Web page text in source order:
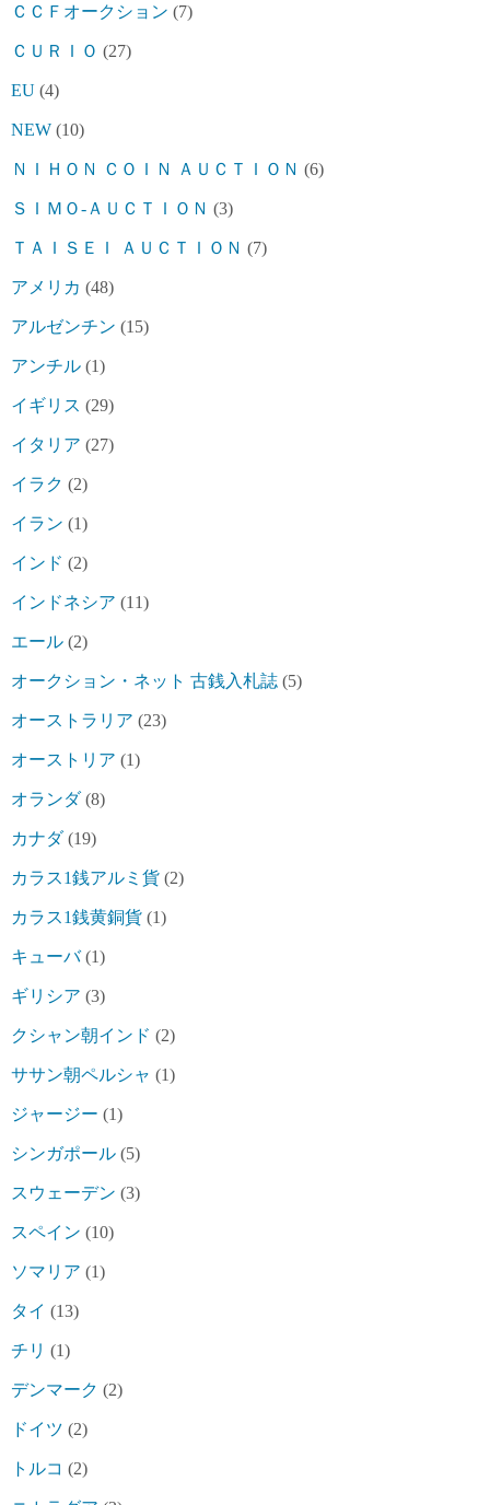
ＣＣＦオークション (7)
ＣＵＲＩＯ (27)
EU (4)
NEW (10)
ＮＩＨＯＮ ＣＯＩＮ ＡＵＣＴＩＯＮ (6)
ＳＩＭＯ-ＡＵＣＴＩＯＮ (3)
ＴＡＩＳＥＩ ＡＵＣＴＩＯＮ (7)
アメリカ (48)
アルゼンチン (15)
アンチル (1)
イギリス (29)
イタリア (27)
イラク (2)
イラン (1)
インド (2)
インドネシア (11)
エール (2)
オークション・ネット 古銭入札誌 (5)
オーストラリア (23)
オーストリア (1)
オランダ(8)
カナダ(19)
カラス1銭アルミ貨 (2)
カラス1銭黄銅貨 (1)
キューバ(1)
ギリシア (3)
クシャン朝インド (2)
ササン朝ペルシャ (1)
ジャージー (1)
シンガポール (5)
スウェーデン (3)
スペイン (10)
ソマリア (1)
タイ (13)
チリ (1)
デンマーク (2)
ドイツ (2)
トルコ (2)